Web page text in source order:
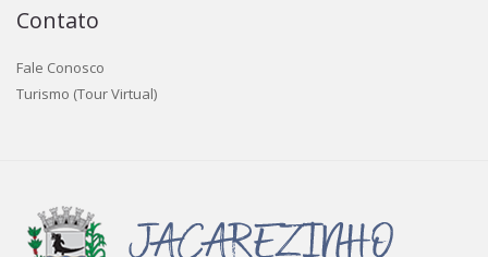
Contato
Fale Conosco
Turismo (Tour Virtual)